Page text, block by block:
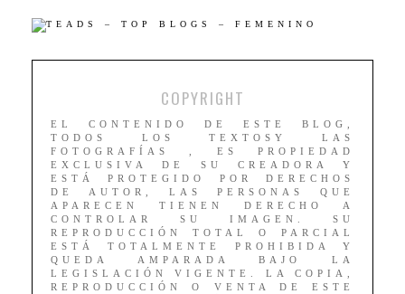
COPYRIGHT
EL CONTENIDO DE ESTE BLOG,
TODOS LOS TEXTOSY LAS
FOTOGRAFÍAS , ES PROPIEDAD
EXCLUSIVA DE SU CREADORA Y
ESTÁ PROTEGIDO POR DERECHOS
DE AUTOR, LAS PERSONAS QUE
APARECEN TIENEN DERECHO A
CONTROLAR SU IMAGEN. SU
REPRODUCCIÓN TOTAL O PARCIAL
ESTÁ TOTALMENTE PROHIBIDA Y
QUEDA AMPARADA BAJO LA
LEGISLACIÓN VIGENTE. LA COPIA,
REPRODUCCIÓN O VENTA DE ESTE